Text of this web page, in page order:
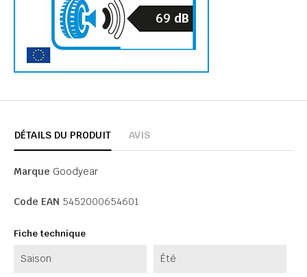
69 dB
DÉTAILS DU PRODUIT AVIS
Marque Goodyear
Code EAN 5452000654601
Fiche technique
Saison Été